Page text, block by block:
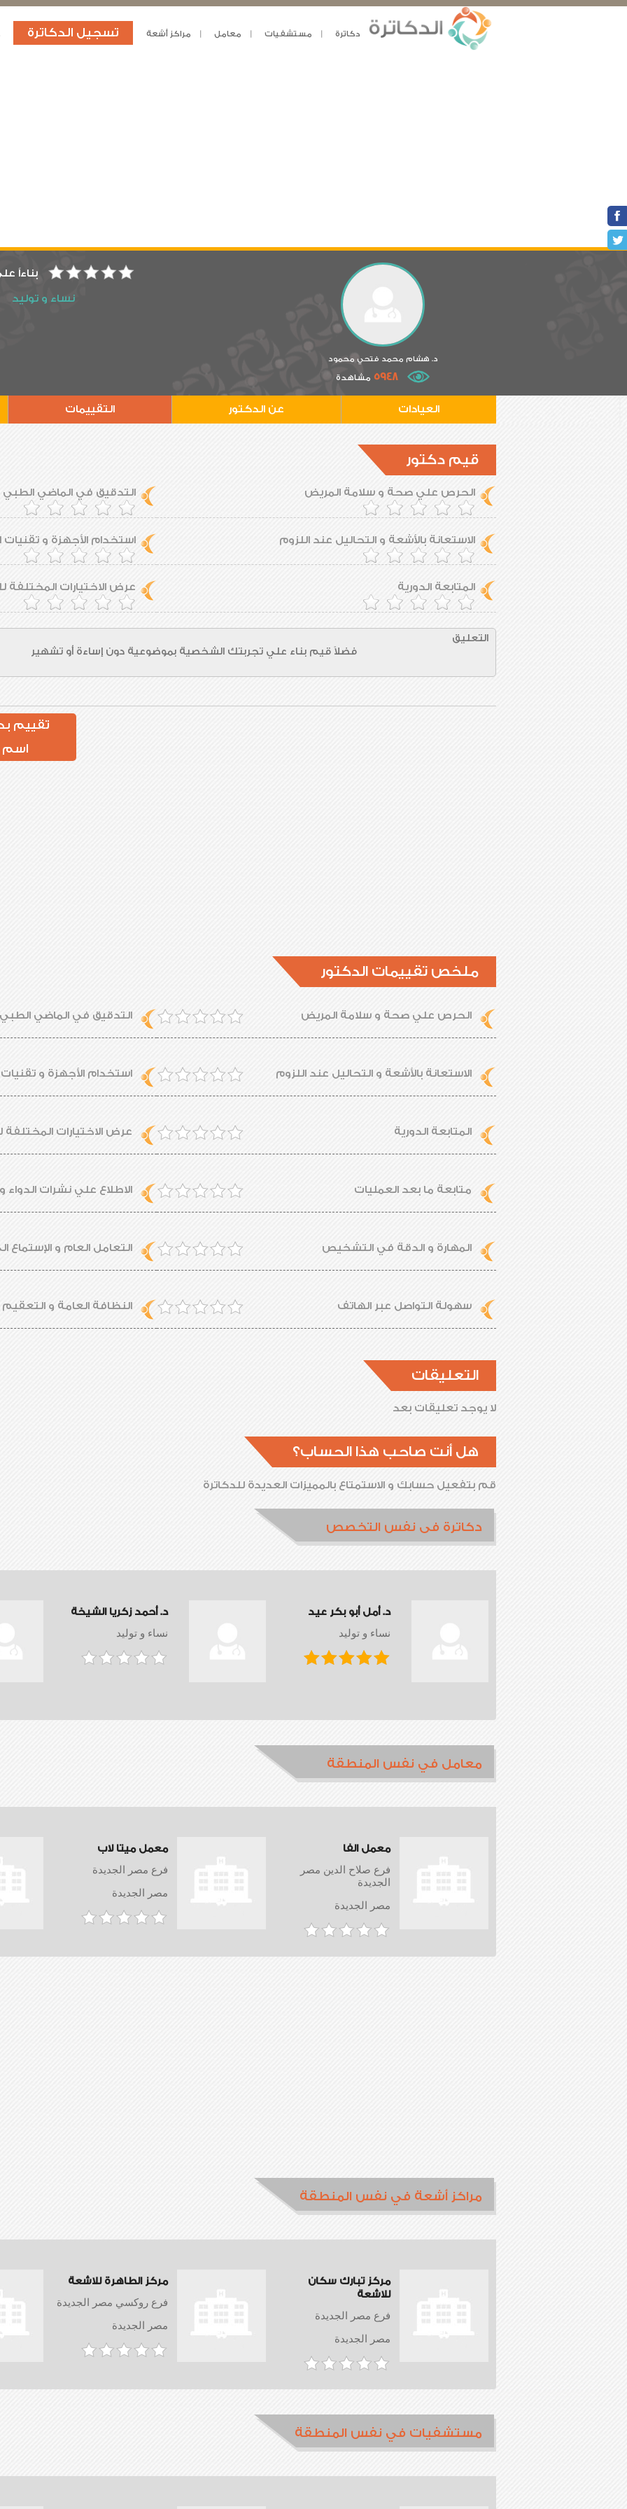
دكاترة مستشفيات معامل مراكز أشعة تسجيل الدكاترة
د. هشام محمد فتحي محمود
5948 مشاهدة
بناءاً
نساء و توليد
العيادات عن الدكتور التقييمات
قيم دكتور
الحرص علي صحة و سلامة المريض التدقيق في الماضي الطبي
الاستعانة بالأشعة و التحاليل عند اللزوم استخدام الأجهزة و تقنيات
المتابعة الدورية عرض الاختيارات المختلفة
تقييم
اسم
ملخص تقييمات الدكتور
الحرص علي صحة و سلامة المريض التدقيق في الماضي الطبي
الاستعانة بالأشعة و التحاليل عند اللزوم استخدام الأجهزة و تقنيات
المتابعة الدورية عرض الاختيارات
متابعة ما بعد العمليات الاطلاع علي نشرات الدواء
المهارة و الدقة في التشخيص التعامل العام و الإستماع
سهولة التواصل عبر الهاتف النظافة العامة و التعقيم
التعليقات
لا يوجد تعليقات بعد
هل أنت صاحب هذا الحساب؟
قم بتفعيل حسابك و الاستمتاع بالمميزات العديدة للدكاترة
دكاترة فى نفس التخصص
د. أحمد زكريا الشيخة
نساء و توليد
د. أمل أبو بكر عيد
نساء و توليد
معامل في نفس المنطقة
معمل ميتا لاب
فرع مصر الجديدة
مصر الجديدة
معمل الفا
فرع صلاح الدين مصر
الجديدة
مصر الجديدة
مراكز أشعة في نفس المنطقة
مركز الطاهرة للاشعة
فرع روكسي مصر الجديدة
مصر الجديدة
مركز تبارك سكان
للاشعة
فرع مصر الجديدة
مصر الجديدة
مستشفيات في نفس المنطقة